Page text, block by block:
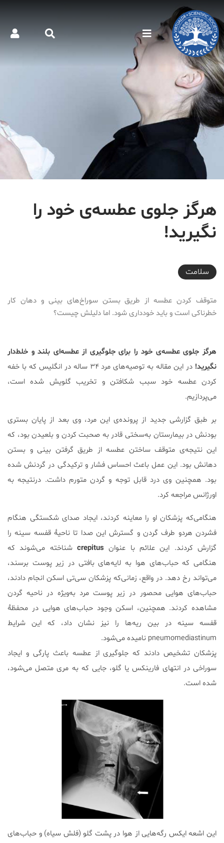
هرگز جلوی عطسه‌ی خود را
نگیرید!
2018-01-19T15:00:56+03:30
سلامت
متوقف کردن عطسه از طریق بستن سوراخ‌های بینی و دهان کار
خطرناکی است و باید خودداری شود. اما دلیلش چیست؟
هرگز جلوی عطسه‌ی خود را برای جلوگیری از عطسه‌ای بلند و خلط‌دار
نگیرید!
در این مقاله به توصیه‌های مرد ۳۴ ساله‌ در انگلیس که با خفه
کردن عطسه خود سبب شکافتن و تخریب گلویش شده است،
می‌پردازیم.
بر طبق گزارشی جدید از پرونده‌ی این مرد، وی بعد از پایان بستری
بودنش در بیمارستان به‌سختی قادر به صحبت کردن و بلعیدن بود، که
این نتیجه‌ی متوقف ساختن عطسه از طریق گرفتن بینی و بستن
دهانش بود. این عمل باعث احساس فشار و ترکیدگی در گردنش شده
بود. همچنین وی درد قابل توجه و گردن متورم داشت. درنتیجه به
اورژانس مراجعه کرد.
هنگامی‌که پزشکان او را معاینه کردند، ایجاد صدای شکستگی هنگام
فشردن هردو طرف گردن و گسترش این صدا تا ناحیۀ قفسه سینه را
گزارش کردند. این علائم با عنوان crepitus شناخته می‌شوند که
هنگامی که حباب‌های هوا به لایه‌های بافتی در زیر پوست برسند،
می‌تواند رخ دهد. در واقع، زمانی‌که پزشکان سی‌تی اسکن انجام دادند،
حباب‌های هوایی محصور در زیر پوست مرد به‌ویژه در ناحیه گردن
مشاهده کردند. همچنین، اسکن وجود حباب‌های هوایی در محفظۀ
قفسه سینه در بین ریه‌ها را نیز نشان داد، که این شرایط
pneumomediastinum نامیده می‌شود.
پزشکان تشخیص دادند که جلوگیری از عطسه باعث پارگی و ایجاد
سوراخی در انتهای فارینکس یا گلو، جایی که به مری متصل می‌شود،
شده است.
این اشعه ایکس رگه‌هایی از هوا در پشت گلو (فلش سیاه) و حباب‌های